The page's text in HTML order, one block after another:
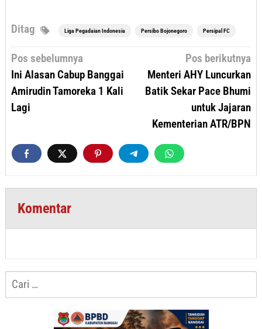
Ditag Liga Pegadaian Indonesia Persibo Bojonegoro Persipal FC
Navigasi
Pos sebelumnya
Ini Alasan Cabup Banggai
Amirudin Tamoreka 1 Kali
Lagi
Pos berikutnya
Menteri AHY Luncurkan
Batik Sekar Pace Bhumi
untuk Jajaran
Kementerian ATR/BPN
Komentar
Cari
untuk: